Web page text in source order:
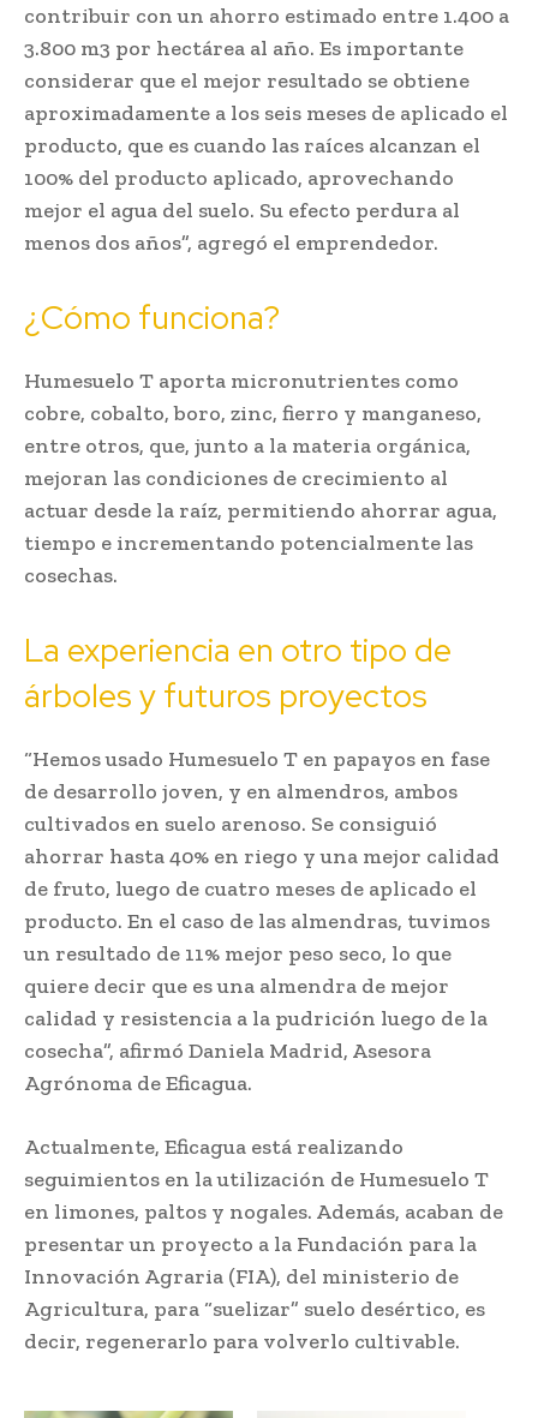
contribuir con un ahorro estimado entre 1.400 a
3.800 m3 por hectárea al año. Es importante
considerar que el mejor resultado se obtiene
aproximadamente a los seis meses de aplicado el
producto, que es cuando las raíces alcanzan el
100% del producto aplicado, aprovechando
mejor el agua del suelo. Su efecto perdura al
menos dos años”, agregó el emprendedor.
¿Cómo funciona?
Humesuelo T aporta micronutrientes como
cobre, cobalto, boro, zinc, fierro y manganeso,
entre otros, que, junto a la materia orgánica,
mejoran las condiciones de crecimiento al
actuar desde la raíz, permitiendo ahorrar agua,
tiempo e incrementando potencialmente las
cosechas.
La experiencia en otro tipo de
árboles y futuros proyectos
“Hemos usado Humesuelo T en papayos en fase
de desarrollo joven, y en almendros, ambos
cultivados en suelo arenoso. Se consiguió
ahorrar hasta 40% en riego y una mejor calidad
de fruto, luego de cuatro meses de aplicado el
producto. En el caso de las almendras, tuvimos
un resultado de 11% mejor peso seco, lo que
quiere decir que es una almendra de mejor
calidad y resistencia a la pudrición luego de la
cosecha”, afirmó Daniela Madrid, Asesora
Agrónoma de Eficagua.
Actualmente, Eficagua está realizando
seguimientos en la utilización de Humesuelo T
en limones, paltos y nogales. Además, acaban de
presentar un proyecto a la Fundación para la
Innovación Agraria (FIA), del ministerio de
Agricultura, para “suelizar” suelo desértico, es
decir, regenerarlo para volverlo cultivable.